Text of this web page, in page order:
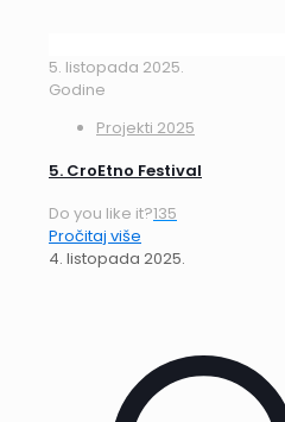
5. listopada 2025.
Godine
Projekti 2025
5. CroEtno Festival
Do you like it?135
Pročitaj više
4. listopada 2025.